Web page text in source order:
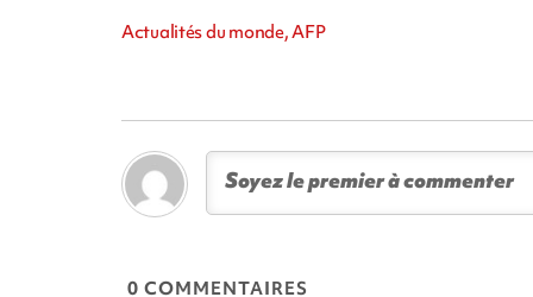
Actualités du monde, AFP
0 COMMENTAIRES